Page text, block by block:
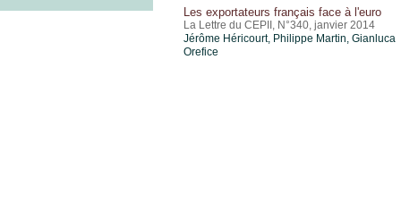
Les exportateurs français face à l'euro
La Lettre du CEPII, N°340, janvier 2014
Jérôme Héricourt, Philippe Martin, Gianluca
Orefice